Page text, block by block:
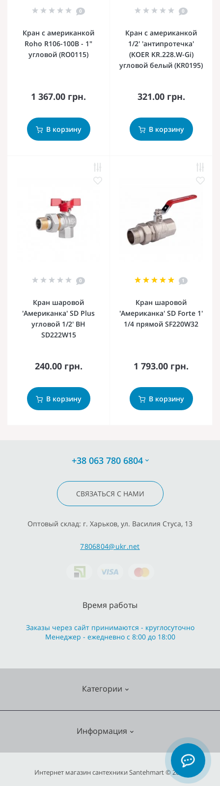
0
Кран с американкой
Roho R106-100B - 1"
угловой (RO0115)
1 367.00 грн.
В корзину
0
Кран с американкой
1/2' 'антипротечка'
(KOER KR.228.W-Gi)
угловой белый (KR0195)
321.00 грн.
В корзину
0
Кран шаровой
'Американка' SD Plus
угловой 1/2' ВН
SD222W15
240.00 грн.
В корзину
1
Кран шаровой
'Американка' SD Forte 1'
1/4 прямой SF220W32
1 793.00 грн.
В корзину
+38 063 780 6804
СВЯЗАТЬСЯ С НАМИ
Оптовый склад: г. Харьков, ул. Василия Стуса, 13
7806804@ukr.net
Категории
Информация
Время работы
Заказы через сайт принимаются - круглосуточно
Менеджер - ежедневно с 8:00 до 18:00
Интернет магазин сантехники Santehmart © 2026